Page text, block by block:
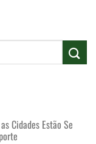
Cidades Estão Se